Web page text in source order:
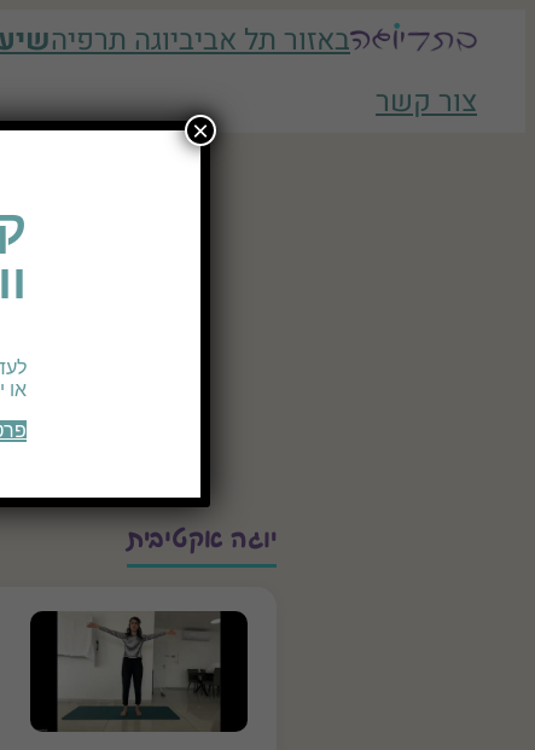
לדלג
לתוכן
באזור תל אביביוגה תרפיה
צור קשר
יוגה אקטיבית
או
×